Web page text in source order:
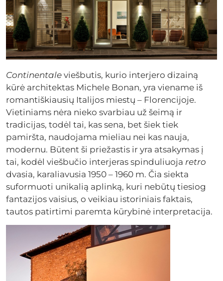
Continentale viešbutis, kurio interjero dizainą
kūrė architektas Michele Bonan, yra viename iš
romantiškiausių Italijos miestų – Florencijoje.
Vietiniams nėra nieko svarbiau už šeimą ir
tradicijas, todėl tai, kas sena, bet šiek tiek
pamiršta, naudojama mieliau nei kas nauja,
modernu. Būtent ši priežastis ir yra atsakymas į
tai, kodėl viešbučio interjeras spinduliuoja retro
dvasia, karaliavusia 1950 – 1960 m. Čia siekta
suformuoti unikalią aplinką, kuri nebūtų tiesiog
fantazijos vaisius, o veikiau istoriniais faktais,
tautos patirtimi paremta kūrybinė interpretacija.